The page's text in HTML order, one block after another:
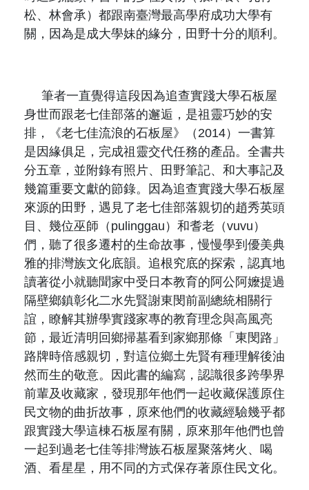
松、林會承）都跟南臺灣最高學府成功大學有
關，因為是成大學妹的緣分，田野十分的順利。
筆者一直覺得這段因為追查實踐大學石板屋
身世而跟老七佳部落的邂逅，是祖靈巧妙的安
排，
《老七佳流浪的石板屋》（ 2014）一書算
是因緣俱足，完成祖靈交代任務的產品。全書共
分五章，並附錄有照片、田野筆記、和大事記及
幾篇重要文獻的節錄。因為追查實踐大學石板屋
來源的田野，遇見了老七佳部落親切的趙秀英頭
目、幾位巫師（ pulinggau ）和耆老（vuvu ）
們，聽了很多遷村的生命故事，慢慢學到優美典
雅的排灣族文化底韻。追根究底的探索，認真地
讀著從小就聽聞家中受日本教育的阿公阿嬤提過
隔壁鄉鎮彰化二水先賢謝東閔前副總統相關行
誼，瞭解其辦學實踐家專的教育理念與高風亮
節，最近清明回鄉掃墓看到家鄉那條「東閔路」
路牌時倍感親切，對這位鄉土先賢有種理解後油
然而生的敬意。因此書的編寫，認識很多跨學界
前輩及收藏家，發現那年他們一起收藏保護原住
民文物的曲折故事，原來他們的收藏經驗幾乎都
跟實踐大學這棟石板屋有關，原來那年他們也曾
一起到過老七佳等排灣族石板屋聚落烤火、喝
酒、看星星，用不同的方式保存著原住民文化。